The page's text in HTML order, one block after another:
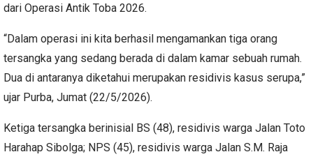
dari Operasi Antik Toba 2026.
“Dalam operasi ini kita berhasil mengamankan tiga orang
tersangka yang sedang berada di dalam kamar sebuah rumah.
Dua di antaranya diketahui merupakan residivis kasus serupa,”
ujar Purba, Jumat (22/5/2026).
Ketiga tersangka berinisial BS (48), residivis warga Jalan Toto
Harahap Sibolga; NPS (45), residivis warga Jalan S.M. Raja